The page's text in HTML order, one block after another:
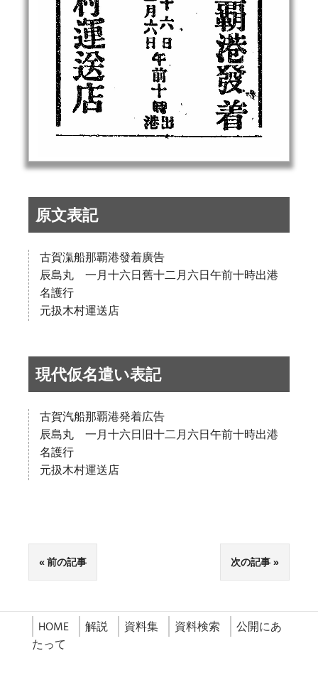
原文表記
古賀滊船那覇港發着廣告
辰島丸 一月十六日舊十二月六日午前十時出港
名護行
元扱木村運送店
現代仮名遣い表記
古賀汽船那覇港発着広告
辰島丸 一月十六日旧十二月六日午前十時出港
名護行
元扱木村運送店
前の記事 次の記事
HOME 解説 資料集 資料検索
公開にあ
たって